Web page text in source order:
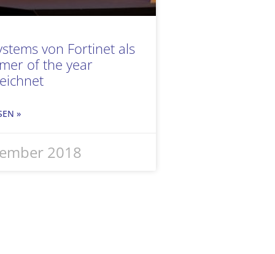
von Fortinet als
of the year
»
2018